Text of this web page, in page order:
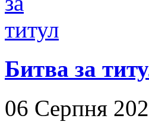
Битва за
06 Серпня